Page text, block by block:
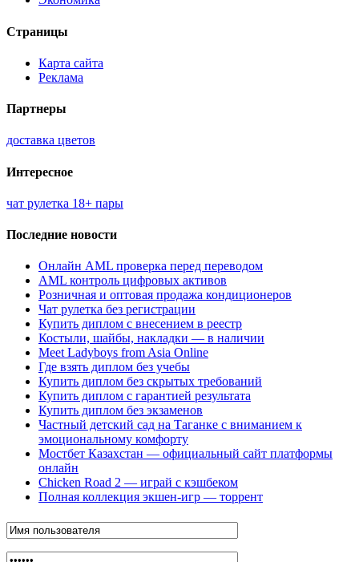
Страницы
Карта сайта
Реклама
Партнеры
доставка цветов
Интересное
чат рулетка 18+ пары
Последние новости
Онлайн AML проверка перед переводом
AML контроль цифровых активов
Розничная и оптовая продажа кондиционеров
Чат рулетка без регистрации
Купить диплом с внесением в реестр
Костыли, шайбы, накладки — в наличии
Meet Ladyboys from Asia Online
Где взять диплом без учебы
Купить диплом без скрытых требований
Купить диплом с гарантией результата
Купить диплом без экзаменов
Частный детский сад на Таганке с вниманием к
эмоциональному комфорту
Мостбет Казахстан — официальный сайт платформы
онлайн
Chicken Road 2 — играй с кэшбеком
Полная коллекция экшен-игр — торрент